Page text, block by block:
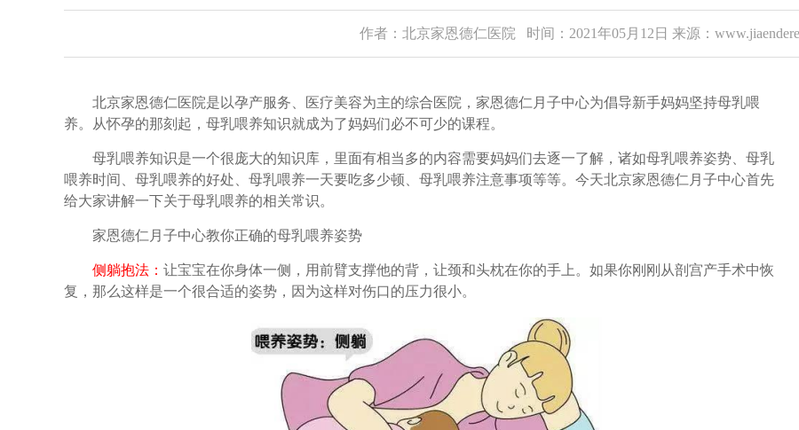
作者：北京家恩德仁医院 时间：2021年05月12日 来源：
北京家恩德仁医院是以孕产服务、医疗美容为主的综合医院，家恩德仁月子中心为倡导新手妈妈坚持母乳喂
养。从怀孕的那刻起，母乳喂养知识就成为了妈妈们必不可少的课程。
母乳喂养知识是一个很庞大的知识库，里面有相当多的内容需要妈妈们去逐一了解，诸如母乳喂养姿势、母乳
喂养时间、母乳喂养的好处、母乳喂养一天要吃多少顿、母乳喂养注意事项等等。今天北京家恩德仁月子中心首先
给大家讲解一下关于母乳喂养的相关常识。
家恩德仁月子中心教你正确的母乳喂养姿势
侧躺抱法： 让宝宝在你身体一侧，用前臂支撑他的背，让颈和头枕在你的手上。如果你刚刚从剖宫产手术中恢
复，那么这样是一个很合适的姿势，因为这样对伤口的压力很小。